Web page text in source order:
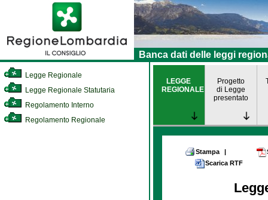
Banca dati delle leggi
Legge Regionale
Legge Regionale Statutaria
Regolamento Interno
Regolamento Regionale
LEGGE
REGIONALE
Progetto
di Legge
presentato
Stampa |
Scarica RTF